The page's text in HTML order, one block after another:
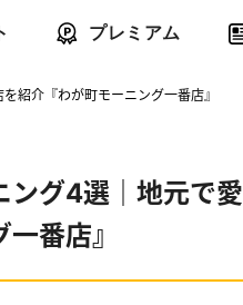
プレミアム
紹介『わが町モーニング一番店』
ング4選｜地元で
番店』